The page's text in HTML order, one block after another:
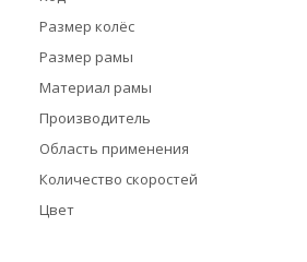
Размер колёс
Размер рамы
Материал рамы
Производитель
Область применения
Количество скоростей
Цвет